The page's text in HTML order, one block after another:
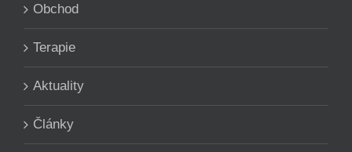
Obchod
Terapie
Aktuality
Články